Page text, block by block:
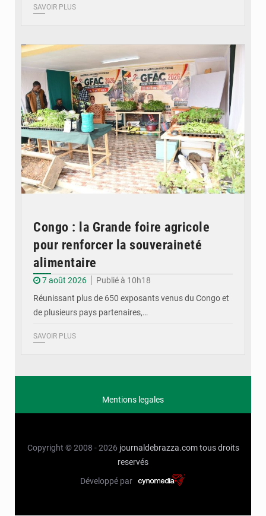
SAVOIR PLUS
Congo : la Grande foire agricole
pour renforcer la souveraineté
alimentaire
7 août 2026
Publié à 10h18
Réunissant plus de 650 exposants venus du Congo et
de plusieurs pays partenaires,…
SAVOIR PLUS
Mentions legales
Copyright © 2008 - 2026 journaldebrazza.com tous droits
reservés
Développé par